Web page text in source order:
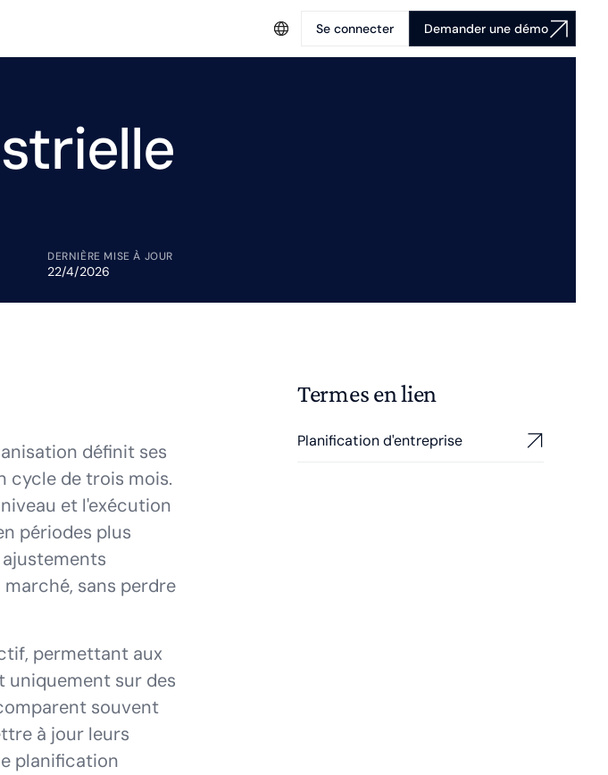
Se connecter Demander une démo
DERNIÈRE MISE À JOUR
22/4/2026
définit ses
cycle de trois mois.
et l'exécution
périodes plus
sans perdre
permettant aux
uniquement sur des
souvent
à jour leurs
planification
Termes en lien
Planification d'entreprise